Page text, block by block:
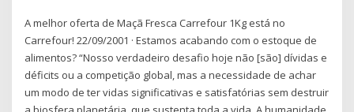
A melhor oferta de Maçã Fresca Carrefour 1Kg está no
Carrefour! 22/09/2001 · Estamos acabando com o estoque de
alimentos? “Nosso verdadeiro desafio hoje não [são] dívidas e
déficits ou a competição global, mas a necessidade de achar
um modo de ter vidas significativas e satisfatórias sem destruir